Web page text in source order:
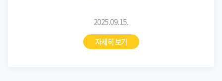
2025.09.15.
자세히 보기